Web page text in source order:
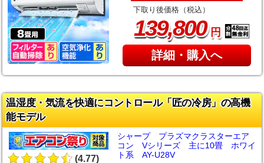
下取り後価格（税込）
139,800円
詳細・購入へ
温湿度・気流を快適にコントロール「匠の冷房」の高機
能モデル
(4.77)
シャープ プラズマクラスターエア
コン Vシリーズ 主に10畳 ホワイ
ト系 AY-U28V